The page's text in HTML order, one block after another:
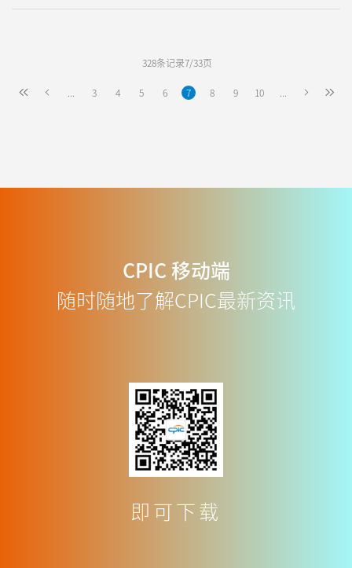
328条记录7/33页
3 4 5 6 7 8 9 10
CPIC 移动端
随时随地了解CPIC最新资讯
即可下载